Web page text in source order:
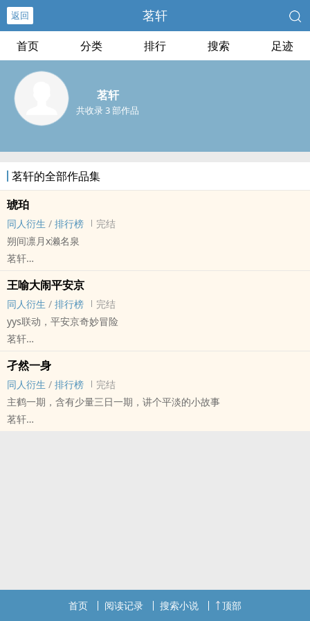
返回 茗轩
首页 分类 排行 搜索 足迹
茗轩
共收录 3 部作品
茗轩的全部作品集
琥珀
同人衍生 / 排行榜
完结
朔间凛月x濑名泉
茗轩
ES[偶像梦幻祭] - 凛泉 同人衍生 - BL - 短篇 - 完结
warning：
1.哨向设定，朔间凛月x濑名泉
2.r18，xp产物，很雷，有强制剧情，精神控制，dirty talk，等等等
等，看不下去快跑
3.奇怪设定：黑暗哨兵朔间凛月因任务死亡后精神体意外存活并被带
回塔
4.有濑名泉和大神晃牙搭档提及
王喻大闹平安京
同人衍生 / 排行榜
完结
yys联动，平安京奇妙冒险
茗轩
BL - 短篇 - 完结
孑然一身
同人衍生 / 排行榜
完结
主鹤一期，含有少量三日一期，讲个平淡的小故事
茗轩
4.本文没有原创人物
5.全文1w2，不嫌弃的话请开始阅读
首页 阅读记录 搜索小说 顶部